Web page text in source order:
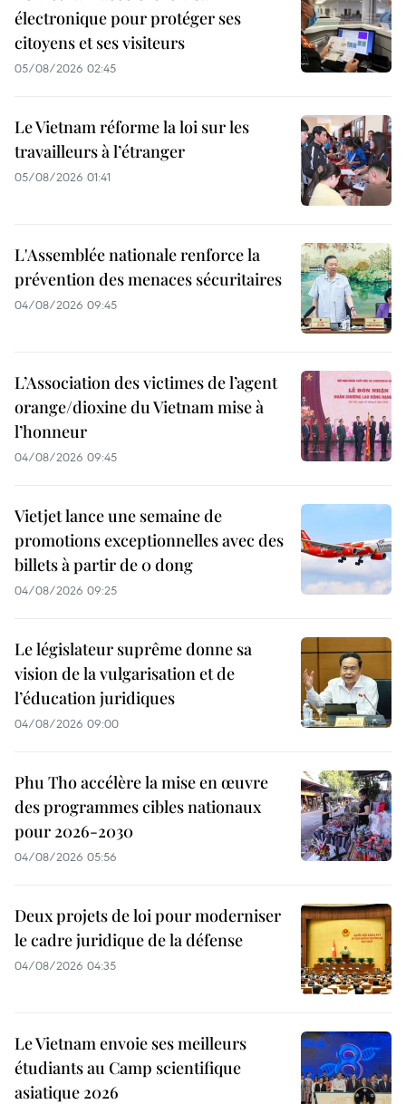
électronique pour protéger ses
citoyens et ses visiteurs
05/08/2026 02:45
Le Vietnam réforme la loi sur les
travailleurs à l’étranger
05/08/2026 01:41
L'Assemblée nationale renforce la
prévention des menaces sécuritaires
04/08/2026 09:45
L’Association des victimes de l’agent
orange/dioxine du Vietnam mise à
l’honneur
04/08/2026 09:45
Vietjet lance une semaine de
promotions exceptionnelles avec des
billets à partir de 0 dong
04/08/2026 09:25
Le législateur suprême donne sa
vision de la vulgarisation et de
l’éducation juridiques
04/08/2026 09:00
Phu Tho accélère la mise en œuvre
des programmes cibles nationaux
pour 2026-2030
04/08/2026 05:56
Deux projets de loi pour moderniser
le cadre juridique de la défense
04/08/2026 04:35
Le Vietnam envoie ses meilleurs
étudiants au Camp scientifique
asiatique 2026